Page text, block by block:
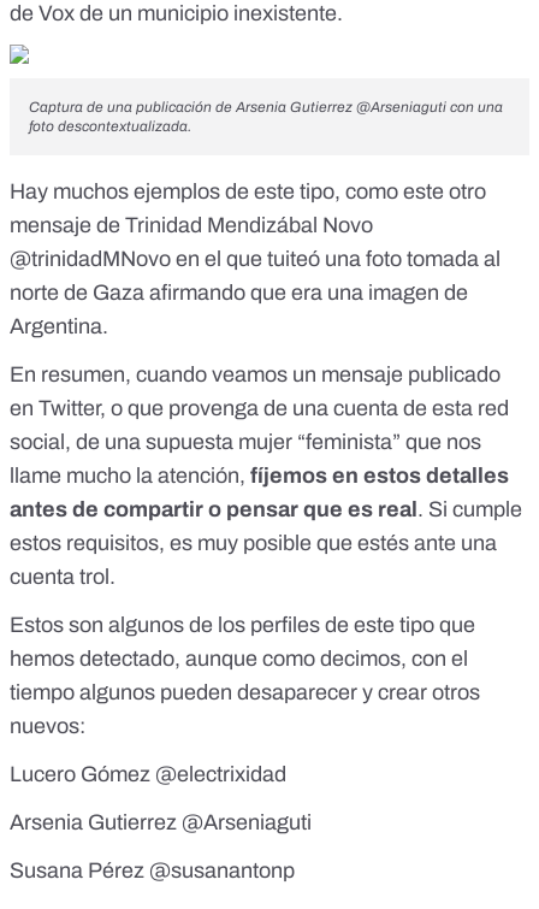
de Vox de un municipio inexistente.
Captura de una publicación de Arsenia Gutierrez @Arseniaguti con una
foto descontextualizada.
Hay muchos ejemplos de este tipo, como este otro
mensaje de Trinidad Mendizábal Novo
@trinidadMNovo en el que tuiteó una foto tomada al
norte de Gaza afirmando que era una imagen de
Argentina.
En resumen, cuando veamos un mensaje publicado
en Twitter, o que provenga de una cuenta de esta red
social, de una supuesta mujer “feminista” que nos
llame mucho la atención, fíjemos en estos detalles
antes de compartir o pensar que es real . Si cumple
estos requisitos, es muy posible que estés ante una
cuenta trol.
Estos son algunos de los perfiles de este tipo que
hemos detectado, aunque como decimos, con el
tiempo algunos pueden desaparecer y crear otros
nuevos:
Lucero Gómez @electrixidad
Arsenia Gutierrez @Arseniaguti
Susana Pérez @susanantonp